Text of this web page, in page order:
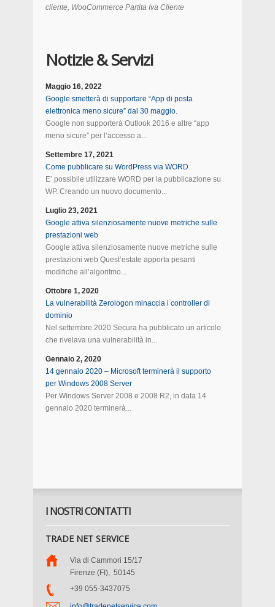
cliente, WooCommerce Partita Iva Cliente
Notizie & Servizi
Maggio 16, 2022
Google smetterà di supportare “App di posta
elettronica meno sicure” dal 30 maggio.
Google non supporterà Outlook 2016 e altre “app
meno sicure” per l’accesso a...
Settembre 17, 2021
Come pubblicare su WordPress via WORD
E’ possibile utilizzare WORD per la pubblicazione su
WP. Creando un nuovo documento...
Luglio 23, 2021
Google attiva silenziosamente nuove metriche sulle
prestazioni web
Google attiva silenziosamente nuove metriche sulle
prestazioni web Quest’estate apporta pesanti
modifiche all’algoritmo...
Ottobre 1, 2020
La vulnerabilità Zerologon minaccia i controller di
dominio
Nel settembre 2020 Secura ha pubblicato un articolo
che rivelava una vulnerabilità in...
Gennaio 2, 2020
14 gennaio 2020 – Microsoft terminerà il supporto
per Windows 2008 Server
Per Windows Server 2008 e 2008 R2, in data 14
gennaio 2020 terminerà...
I NOSTRI CONTATTI
TRADE NET SERVICE
Via di Cammori 15/17
Firenze (FI), 50145
+39 055-3437075